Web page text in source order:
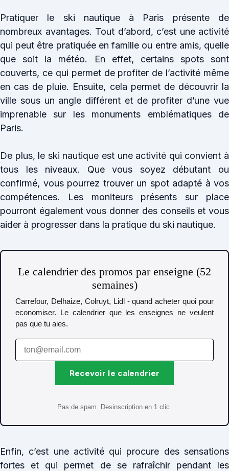
Pratiquer le ski nautique à Paris présente de
nombreux avantages. Tout d’abord, c’est une activité
qui peut être pratiquée en famille ou entre amis, quelle
que soit la météo. En effet, certains spots sont
couverts, ce qui permet de profiter de l’activité même
en cas de pluie. Ensuite, cela permet de découvrir la
ville sous un angle différent et de profiter d’une vue
imprenable sur les monuments emblématiques de
Paris.
De plus, le ski nautique est une activité qui convient à
tous les niveaux. Que vous soyez débutant ou
confirmé, vous pourrez trouver un spot adapté à vos
compétences. Les moniteurs présents sur place
pourront également vous donner des conseils et vous
aider à progresser dans la pratique du ski nautique.
Le calendrier des promos par enseigne (52
semaines)
Carrefour, Delhaize, Colruyt, Lidl - quand acheter quoi pour
economiser. Le calendrier que les enseignes ne veulent
pas que tu aies.
Recevoir le calendrier
Pas de spam. Desinscription en 1 clic.
Enfin, c’est une activité qui procure des sensations
fortes et qui permet de se rafraîchir pendant les